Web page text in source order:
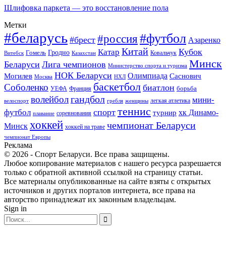
Шлифовка паркета — это восстановление пола
Метки
#беларусь #брест #россия#футбол Азаренко
Витебск Гомель Гродно Казахстан Катар Китай Ковальчук Кубок
Беларуси Лига чемпионов Министерство спорта и туризма Минск
Могилев Москва НОК Беларуси НХЛ Олимпиада Саснович
Соболенко УЕФА Франция баскетбол биатлон борьба
велоспорт волейболгандбол гребля женщины легкая атлетика мини-
футбол плавание соревнования спорт теннис турнир хк Динамо-
Минск хоккей хоккей на траве чемпионат Беларуси
чемпионат Европы
Реклама
© 2026 - Спорт Беларуси. Все права защищены.
Любое копирование материалов с нашего ресурса разрешается
только с обратной активной ссылкой на страницу статьи.
Все материалы опубликованные на сайте взяты с открытых
источников и других порталов интернета, все права на
авторство принадлежат их законным владельцам.
Sign in